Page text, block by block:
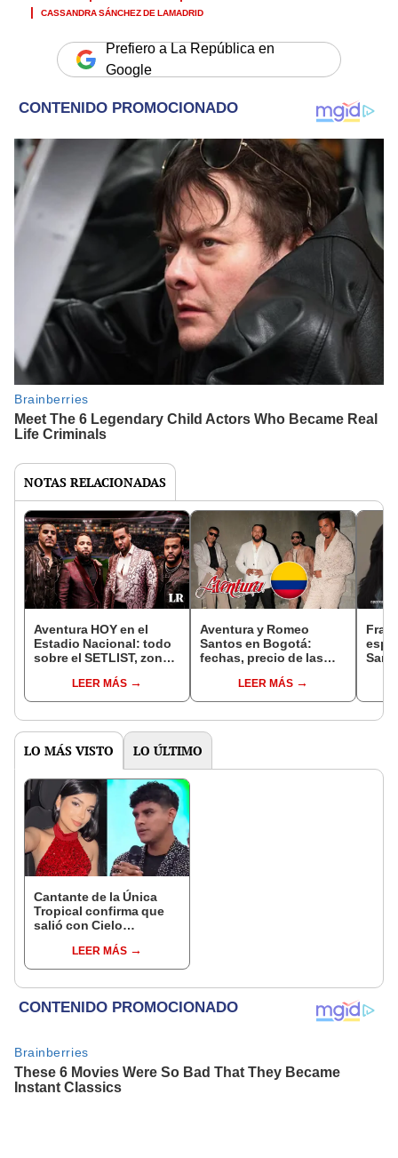
CASSANDRA SÁNCHEZ DE LAMADRID
Prefiero a La República en
Google
NOTAS RELACIONADAS
Aventura HOY en el
Estadio Nacional: todo
sobre el SETLIST, zonas
conciertos en Perú
LEER MÁS
Aventura y Romeo
Santos en Bogotá:
fechas, precio de las
comprarlas ONLINE
LEER MÁS
LO MÁS VISTO LO ÚLTIMO
Cantante de la Única
Tropical confirma que
salió con Cielo
Serrano tras rumores de
infidelidad: “Empecé a
LEER MÁS